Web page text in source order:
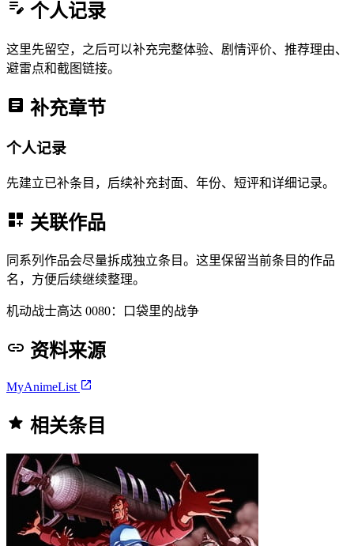
个人记录
这里先留空，之后可以补充完整体验、剧情评价、推荐理由、
避雷点和截图链接。
补充章节
个人记录
先建立已补条目，后续补充封面、年份、短评和详细记录。
关联作品
同系列作品会尽量拆成独立条目。这里保留当前条目的作品
名，方便后续继续整理。
机动战士高达 0080：口袋里的战争
资料来源
MyAnimeList
相关条目